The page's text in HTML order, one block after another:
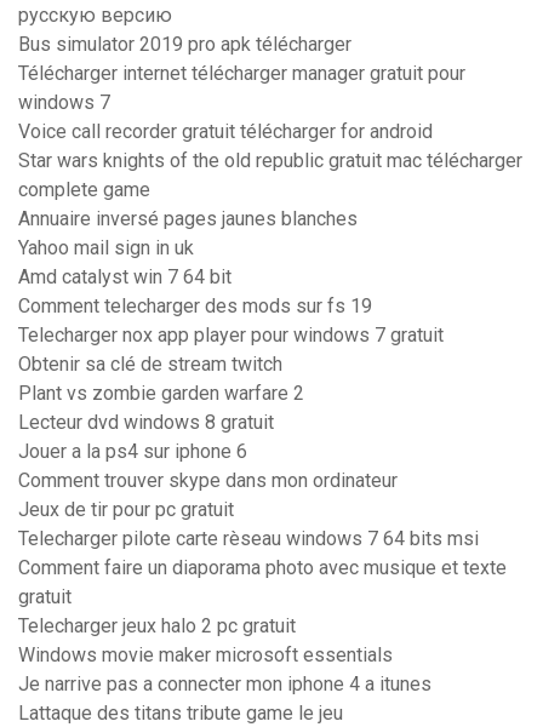
русскую версию
Bus simulator 2019 pro apk télécharger
Télécharger internet télécharger manager gratuit pour
windows 7
Voice call recorder gratuit télécharger for android
Star wars knights of the old republic gratuit mac télécharger
complete game
Annuaire inversé pages jaunes blanches
Yahoo mail sign in uk
Amd catalyst win 7 64 bit
Comment telecharger des mods sur fs 19
Telecharger nox app player pour windows 7 gratuit
Obtenir sa clé de stream twitch
Plant vs zombie garden warfare 2
Lecteur dvd windows 8 gratuit
Jouer a la ps4 sur iphone 6
Comment trouver skype dans mon ordinateur
Jeux de tir pour pc gratuit
Telecharger pilote carte rèseau windows 7 64 bits msi
Comment faire un diaporama photo avec musique et texte
gratuit
Telecharger jeux halo 2 pc gratuit
Windows movie maker microsoft essentials
Je narrive pas a connecter mon iphone 4 a itunes
Lattaque des titans tribute game le jeu